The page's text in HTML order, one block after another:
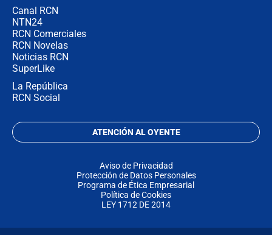
Canal RCN
NTN24
RCN Comerciales
RCN Novelas
Noticias RCN
SuperLike
La República
RCN Social
ATENCIÓN AL OYENTE
Aviso de Privacidad
Protección de Datos Personales
Programa de Ética Empresarial
Política de Cookies
LEY 1712 DE 2014